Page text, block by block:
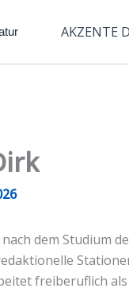
AKZENTE
dem Studium
freiberuflich